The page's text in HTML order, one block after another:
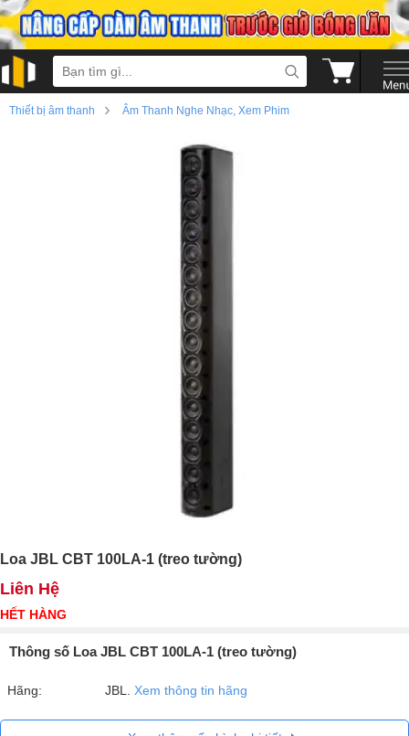
Thiết bị âm thanh › Âm Thanh Nghe Nhạc, Xem Phim
Loa JBL CBT 100LA-1 (treo tường)
Liên Hệ
HẾT HÀNG
Thông số Loa JBL CBT 100LA-1 (treo tường)
Hãng: JBL. Xem thông tin hãng